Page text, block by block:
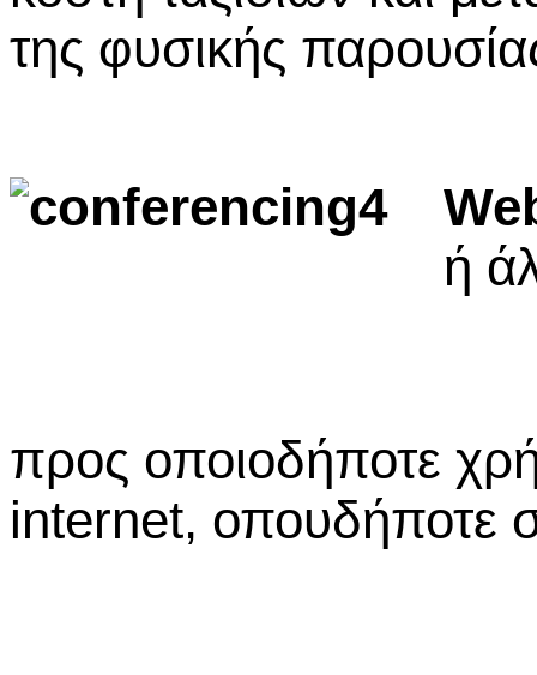
της φυσικής
ή
προς οποιοδήποτε
internet, οπουδήποτε